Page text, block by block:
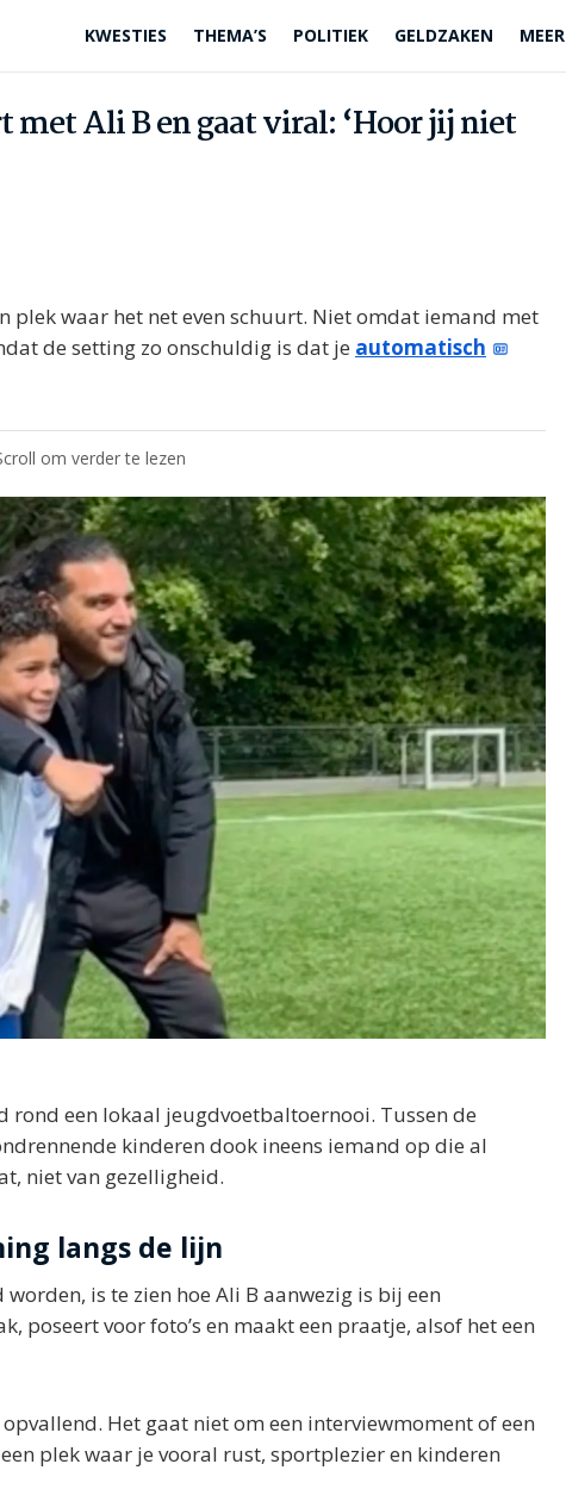
KWESTIES THEMA’S POLITIEK GELDZAKEN MEER
met Ali B en gaat viral: ‘Hoor jij niet
plek waar het net even schuurt. Niet omdat iemand met
de setting zo onschuldig is dat je automatisch
om verder te lezen
rond een lokaal jeugdvoetbaltoernooi. Tussen de
kinderen dook ineens iemand op die al
niet van gezelligheid.
langs de lijn
is te zien hoe Ali B aanwezig is bij een
poseert voor foto’s en maakt een praatje, alsof het een
opvallend. Het gaat niet om een interviewmoment of een
plek waar je vooral rust, sportplezier en kinderen